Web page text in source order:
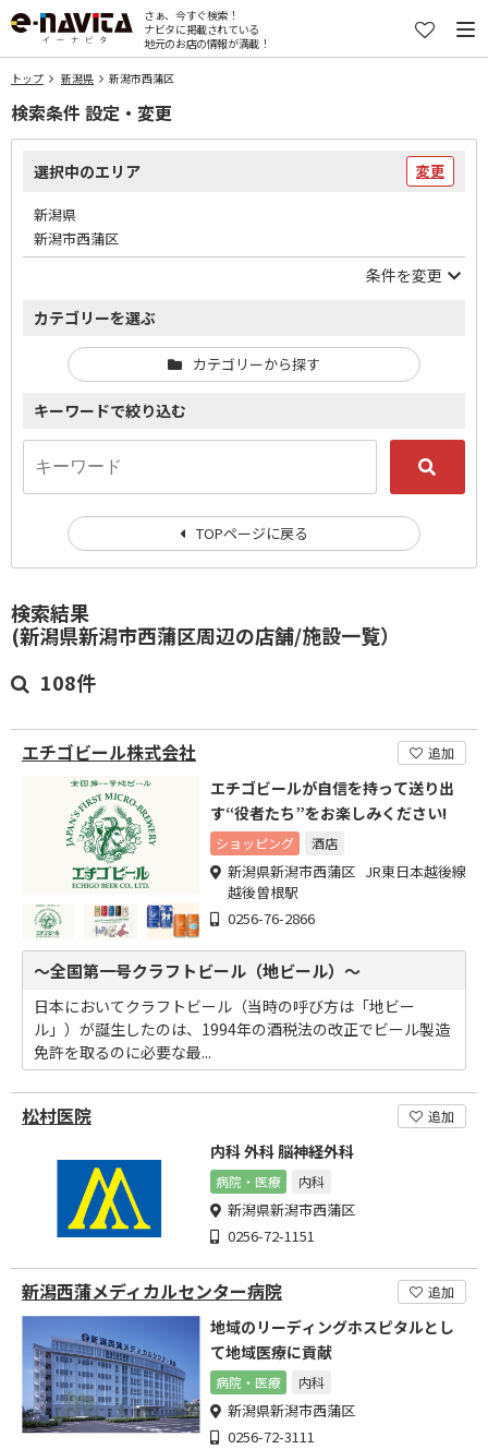
さぁ、今すぐ検索！
ナビタに掲載されている
地元のお店の情報が満載！
トップ 新潟県 新潟市西蒲区
検索結果
(新潟県新潟市西蒲区周辺の店舗/施設一覧）
108件
エチゴビール株式会社 追加
エチゴビールが自信を持って送り出
す“役者たち”をお楽しみください!
ショッピング 酒店
新潟県新潟市西蒲区 JR東日本越後線
越後曽根駅
0256-76-2866
～全国第一号クラフトビール（地ビール）～
日本においてクラフトビール（当時の呼び方は「地ビー
ル」）が誕生したのは、1994年の酒税法の改正でビール製造
免許を取るのに必要な最...
松村医院 追加
内科 外科 脳神経外科
病院・医療 内科
新潟県新潟市西蒲区
0256-72-1151
新潟西蒲メディカルセンター病院 追加
地域のリーディングホスピタルとし
て地域医療に貢献
病院・医療 内科
新潟県新潟市西蒲区
0256-72-3111
検索条件 設定・変更
選択中のエリア 変更
新潟県
新潟市西蒲区
条件を変更
カテゴリーを選ぶ
カテゴリーから探す
キーワードで絞り込む
TOPページに戻る